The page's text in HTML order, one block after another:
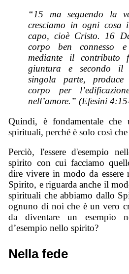
“15 ma seguendo la
cresciamo in ogni
capo, cioè Cristo. 16
corpo ben connesso
mediante il contributo
giuntura e secondo
singola parte,
corpo per
nell’amore.” (Efesini
Quindi, è fondamentale
spirituali, perché è solo così che
Perciò, l'essere d'esempio
spirito con cui facciamo
dire vivere in modo da
Spirito, e riguarda anche il
spirituali che abbiamo dallo
ognuno di noi che è un vero
da diventare un esempio
d’esempio nello spirito?
Nella fede